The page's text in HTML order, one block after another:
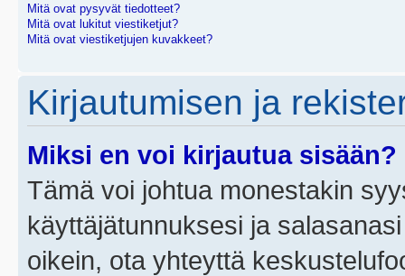
Mitä ovat pysyvät tiedotteet?
Mitä ovat lukitut viestiketjut?
Mitä ovat viestiketjujen kuvakkeet?
Kirjautumisen ja
Miksi en voi kirjautua sisään?
Tämä voi johtua monestakin
käyttäjätunnuksesi ja
oikein, ota yhteyttä